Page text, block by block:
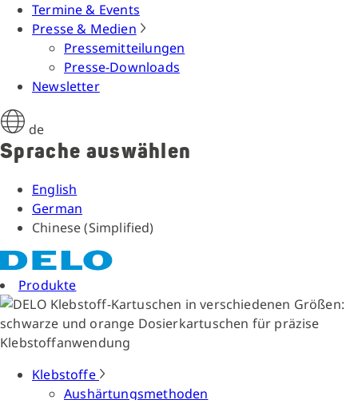
Termine & Events
Presse & Medien
Pressemitteilungen
Presse-Downloads
Newsletter
de
Sprache auswählen
English
German
Chinese (Simplified)
Produkte
Klebstoffe
Aushärtungsmethoden